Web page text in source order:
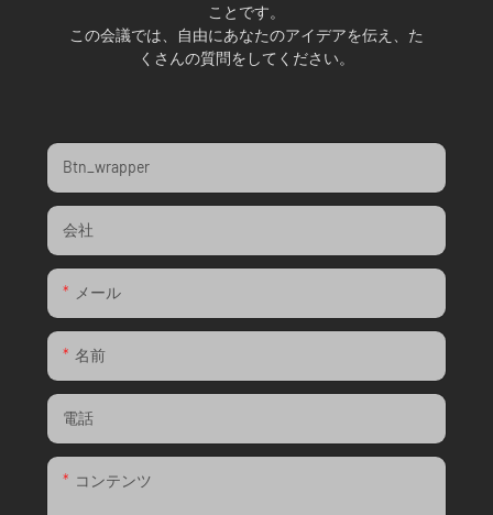
ことです。
この会議では、自由にあなたのアイデアを伝え、た
くさんの質問をしてください。
Btn_wrapper
会社
メール
名前
電話
コンテンツ